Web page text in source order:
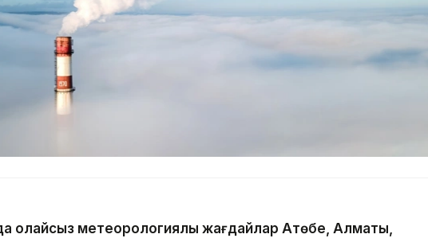
қолайсыз метеорологиялық жағдайлар Ақтөбе, Алматы,